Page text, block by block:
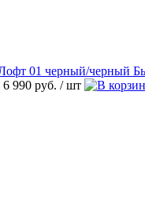
6 990 руб. / шт